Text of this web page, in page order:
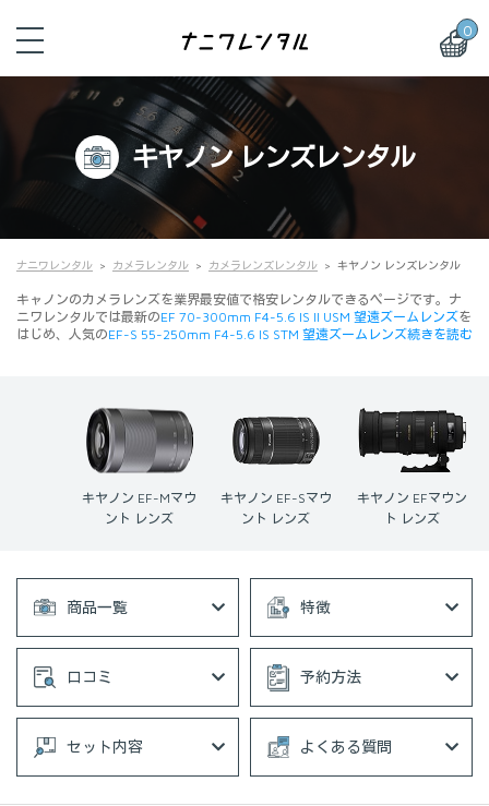
0
キヤノン レンズレンタル
ナニワレンタル カメラレンタル カメラレンズレンタル キヤノン レンズレンタル
キャノンのカメラレンズを業界最安値で格安レンタルできるページです。ナ
ニワレンタルでは最新のEF 70-300mm F4-5.6 IS II USM 望遠ズームレンズを
はじめ、人気のEF-S 55-250mm F4-5.6 IS STM 望遠ズームレンズ続きを読む
キヤノン EF-Mマウ
ント レンズ
キヤノン EF-Sマウ
ント レンズ
キヤノン EFマウン
ト レンズ
商品一覧 特徴
口コミ 予約方法
セット内容 よくある質問